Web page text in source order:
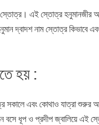
এই স্তোত্র হনুমানজীর
দ্বাদশ নাম স্তোত্র কিভাবে
হয় :
সকালে এবং কোথাও যাত্রা
বসে ধূপ ও প্রদীপ জ্বালিয়ে এই